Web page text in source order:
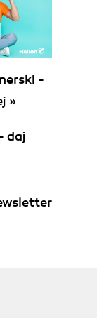
(55)
które
(87)
(93)
-
»
daj